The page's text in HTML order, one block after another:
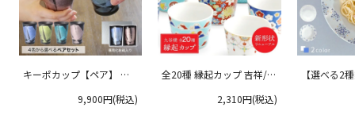
キーポカップ【ペア】 ラ
9,900円(税込)
全20種 縁起カップ 吉祥/青
2,310円(税込)
【選べる2